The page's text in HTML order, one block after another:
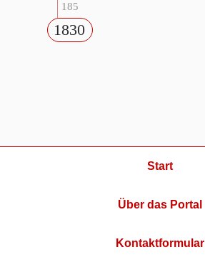
185
1830
Start
Über das Portal
Kontaktformular